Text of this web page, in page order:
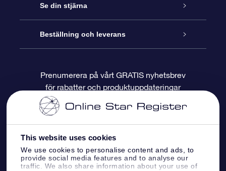
This website uses cookies
We use cookies to personalise content and ads, to
provide social media features and to analyse our
traffic. We also share information about your use of
Kontakta oss
Blogg
Recensioner
Online-Stjärngåva
OSR Gåvopaket
OSR Presentkort
Företagspresenter
Se din stjärna
Stjärnregiste
Personlig Stjärnsida
One Million Stars
OSR Starsaver
Beställning och leverans
Betalningsinformation
Returpolicy
Prenumerera på vårt GRATIS nyhetsbrev
för rabatter och produktuppdateringar